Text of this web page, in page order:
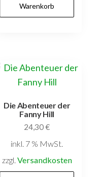
Warenkorb
Die Abenteuer der
Fanny Hill
24,30€
inkl. 7 % MwSt.
zzgl. Versandkosten